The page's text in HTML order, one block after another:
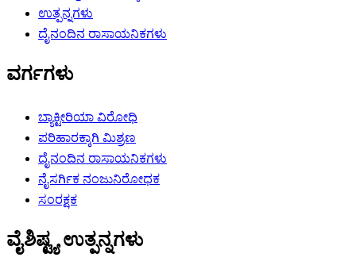
ಉತ್ಪನ್ನಗಳು
ದೈನಂದಿನ ರಾಸಾಯನಿಕಗಳು
ವರ್ಗಗಳು
ಬ್ಯಾಕ್ಟೀರಿಯಾ ವಿರೋಧಿ
ಪರಿಹಾರಕ್ಕಾಗಿ ಮಿಶ್ರಣ
ದೈನಂದಿನ ರಾಸಾಯನಿಕಗಳು
ನೈಸರ್ಗಿಕ ನಂಜುನಿರೋಧಕ
ಸಂರಕ್ಷಕ
ವೈಶಿಷ್ಟ್ಯ ಉತ್ಪನ್ನಗಳು